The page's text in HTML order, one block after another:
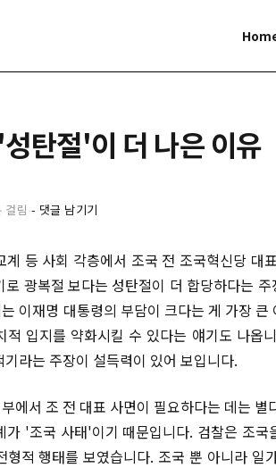
탄절'이 더 나은 이유
걸림 - 댓글 남기기
계 등 사회 각층에서 조국 전 조국혁신당 대
로 광복절 보다는 성탄절이 더 합당하다는
이재명 대통령의 부담이 크다는 게 가장
적 입지를 약화시킬 수 있다는 얘기도 나옵
라는 주장이 설득력이 있어 보입니다.
에서 조 전 대표 사면이 필요하다는 데는
가 '조국 사태'이기 때문입니다. 검찰은 조
형적 행태를 보였습니다. 조국 뿐 아니라 일